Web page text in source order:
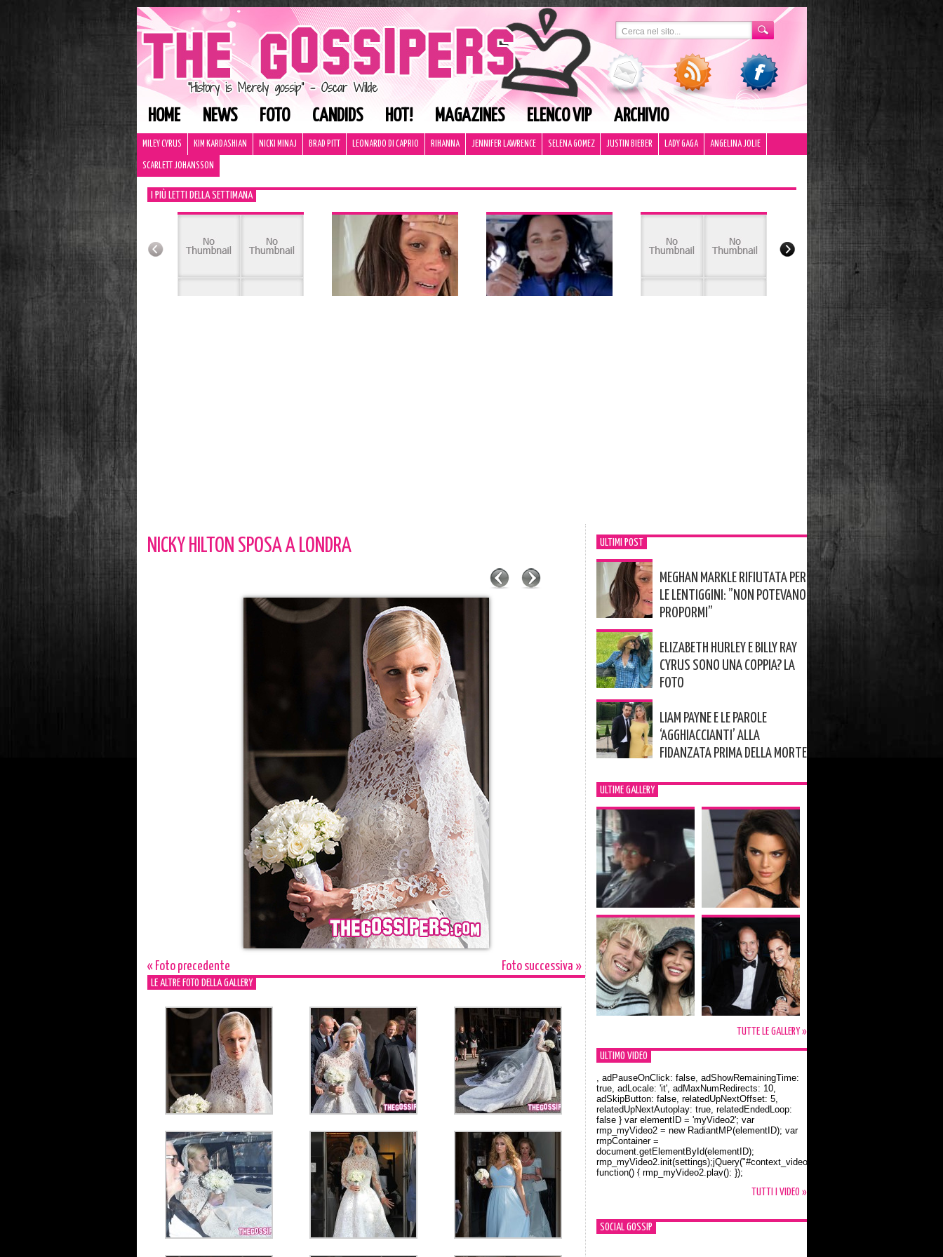
HOME NEWS FOTO CANDIDS HOT! MAGAZINES ELENCO VIP ARCHIVIO
MILEY CYRUS KIM KARDASHIAN NICKI MINAJ BRAD PITT LEONARDO DI CAPRIO RIHANNA JENNIFER LAWRENCE SELENA GOMEZ JUSTIN BIEBER LADY GAGA ANGELINA JOLIE
SCARLETT JOHANSSON
I PIÙ LETTI DELLA SETTIMANA
NICKY HILTON SPOSA A LONDRA
« Foto precedente Foto successiva »
LE ALTRE FOTO DELLA GALLERY
ULTIMI POST
MEGHAN MARKLE RIFIUTATA PER
LE LENTIGGINI: ”NON POTEVANO
PROPORMI”
ELIZABETH HURLEY E BILLY RAY
CYRUS SONO UNA COPPIA? LA
FOTO
LIAM PAYNE E LE PAROLE
‘AGGHIACCIANTI’ ALLA
FIDANZATA PRIMA DELLA MORTE
ULTIME GALLERY
TUTTE LE GALLERY »
ULTIMO VIDEO
Orlando Bloom e la t-shirt dedicata a Flynn
, adPauseOnClick: false, adShowRemainingTime:
true, adLocale: 'it', adMaxNumRedirects: 10,
adSkipButton: false, relatedUpNextOffset: 5,
relatedUpNextAutoplay: true, relatedEndedLoop:
false } var elementID = 'myVideo2'; var
rmp_myVideo2 = new RadiantMP(elementID); var
rmpContainer =
document.getElementById(elementID);
rmp_myVideo2.init(settings);jQuery("#context_video2").one("mouseover",
function() { rmp_myVideo2.play(); });
TUTTI I VIDEO »
SOCIAL GOSSIP